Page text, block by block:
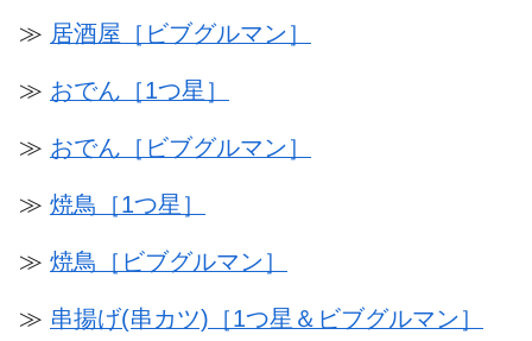
≫ 居酒屋［ビブグルマン］
≫ おでん［1つ星］
≫ おでん［ビブグルマン］
≫ 焼鳥［1つ星］
≫ 焼鳥［ビブグルマン］
≫ 串揚げ(串カツ)［1つ星＆ビブグルマン］